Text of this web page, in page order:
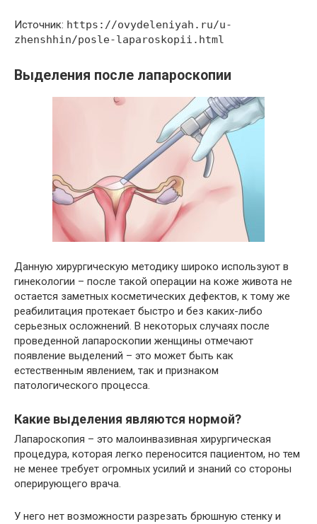
Источник: https://ovydeleniyah.ru/u-
zhenshhin/posle-laparoskopii.html
Выделения после лапароскопии
Данную хирургическую методику широко используют в
гинекологии – после такой операции на коже живота не
остается заметных косметических дефектов, к тому же
реабилитация протекает быстро и без каких-либо
серьезных осложнений. В некоторых случаях после
проведенной лапароскопии женщины отмечают
появление выделений – это может быть как
естественным явлением, так и признаком
патологического процесса.
Какие выделения являются нормой?
Лапароскопия – это малоинвазивная хирургическая
процедура, которая легко переносится пациентом, но тем
не менее требует огромных усилий и знаний со стороны
оперирующего врача.
У него нет возможности разрезать брюшную стенку и